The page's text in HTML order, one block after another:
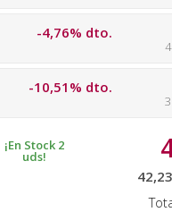
-4,76% dto.
-10,51% dto.
¡En Stock 2
uds!